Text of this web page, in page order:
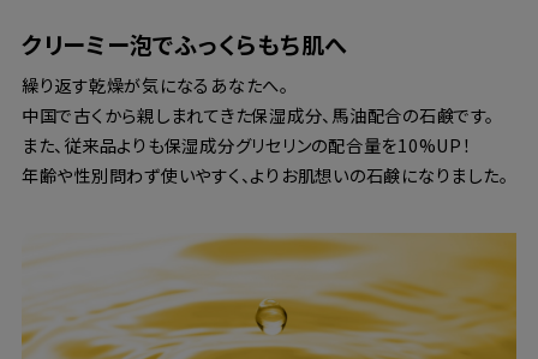
クリーミー泡でふっくらもち肌へ
繰り返す乾燥が気になるあなたへ。
中国で古くから親しまれてきた保湿成分、馬油配合の石鹸です。
また、従来品よりも保湿成分グリセリンの配合量を10%UP！
年齢や性別問わず使いやすく、よりお肌想いの石鹸になりました。